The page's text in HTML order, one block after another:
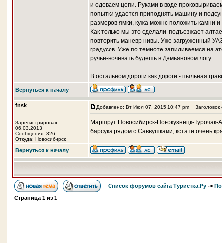
и одеваем цепи. Руками в воде
попытки удается приподнять машину и
размеров ямки, кужа можно положить камни
Как только мы это сделали, подъезжает
повторить маневр нивы. Уже загруженный
градусов. Уже по темноте запиливаемся на
ручье-ночевать будешь в Демьяновом логу.
В остальном дороги как дороги - пыльная
Вернуться к началу
fnsk
Зарегистрирован:
06.03.2013
Сообщения: 326
Откуда: Новосибирск
Добавлено: Вт Июл 07, 2015 10:47 pm Заголовок
Маршрут Новосибирск-Новокузнецк-
барсука рядом с Саввушками, кстати очень
Вернуться к началу
Список форумов сайта Туристка.Ру-> По
Страница 1из 1